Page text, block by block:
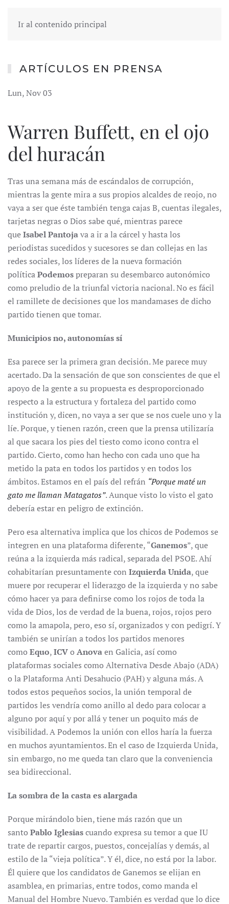
Ir al contenido principal
ARTÍCULOS EN PRENSA
Lun, Nov 03
Warren Buffett, en el ojo
del huracán
Tras una semana más de escándalos de corrupción,
mientras la gente mira a sus propios alcaldes de reojo, no
vaya a ser que éste también tenga cajas B, cuentas ilegales,
tarjetas negras o Dios sabe qué, mientras parece
queIsabel Pantojava a ir a la cárcel y hasta los
periodistas sucedidos y sucesores se dan collejas en las
redes sociales, los líderes de la nueva formación
políticaPodemospreparan su desembarco autonómico
como preludio de la triunfal victoria nacional. No es fácil
el ramillete de decisiones que los mandamases de dicho
partido tienen que tomar.
Municipios no, autonomías sí
Esa parece ser la primera gran decisión. Me parece muy
acertado. Da la sensación de que son conscientes de que el
apoyo de la gente a su propuesta es desproporcionado
respecto a la estructura y fortaleza del partido como
institución y, dicen, no vaya a ser que se nos cuele uno y la
líe. Porque, y tienen razón, creen que la prensa utilizaría
al que sacara los pies del tiesto como icono contra el
partido. Cierto, como han hecho con cada uno que ha
metido la pata en todos los partidos y en todos los
ámbitos. Estamos en el país del refrán “Porque maté un
gato me llaman Matagatos”. Aunque visto lo visto el gato
debería estar en peligro de extinción.
Pero esa alternativa implica que los chicos de Podemos se
integren en una plataforma diferente, “Ganemos”, que
reúna a la izquierda más radical, separada del PSOE. Ahí
cohabitarían presuntamente con Izquierda Unida, que
muere por recuperar el liderazgo de la izquierda y no sabe
cómo hacer ya para definirse como los rojos de toda la
vida de Dios, los de verdad de la buena, rojos, rojos pero
como la amapola, pero, eso sí, organizados y con pedigrí. Y
también se unirían a todos los partidos menores
como Equo,ICVo Anovaen Galicia, así como
plataformas sociales como Alternativa Desde Abajo (ADA)
o la Plataforma Anti Desahucio (PAH) y alguna más. A
todos estos pequeños socios, la unión temporal de
partidos les vendría como anillo al dedo para colocar a
alguno por aquí y por allá y tener un poquito más de
visibilidad. A Podemos la unión con ellos haría la fuerza
en muchos ayuntamientos. En el caso de Izquierda Unida,
sin embargo, no me queda tan claro que la conveniencia
sea bidireccional.
La sombra de la casta es alargada
Porque mirándolo bien, tiene más razón que un
santo Pablo Iglesiascuando expresa su temor a que IU
trate de repartir cargos, puestos, concejalías y demás, al
estilo de la “vieja política”. Y él, dice, no está por la labor.
Él quiere que los candidatos de Ganemos se elijan en
asamblea, en primarias, entre todos, como manda el
Manual del Hombre Nuevo. También es verdad que lo dice